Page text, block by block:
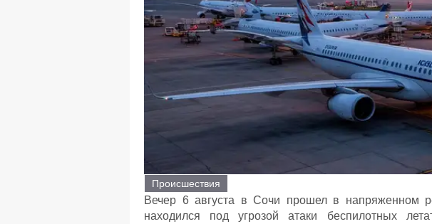
Происшествия
Вечер 6 августа в Сочи прошел в напряженном
находился под угрозой атаки беспилотных